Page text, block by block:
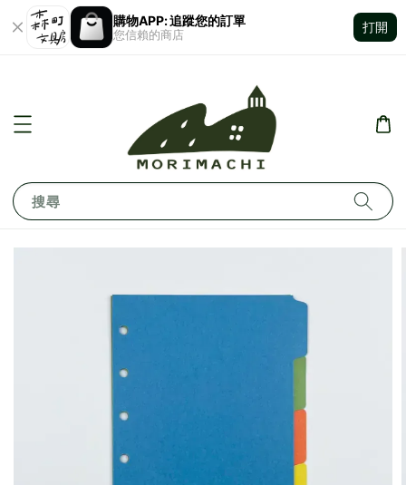
購物APP: 追蹤您的訂單
您信賴的商店
打開
搜尋